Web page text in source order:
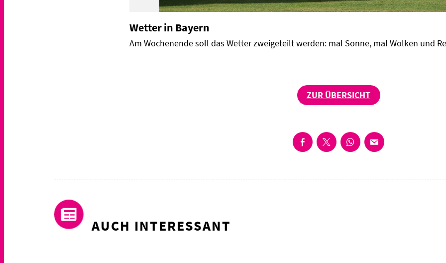
Wetter in Bayern
Am Wochenende soll das Wetter zweigeteilt werden: mal Sonne, mal Wolken und
ZUR ÜBERSICHT
AUCH INTERESSANT